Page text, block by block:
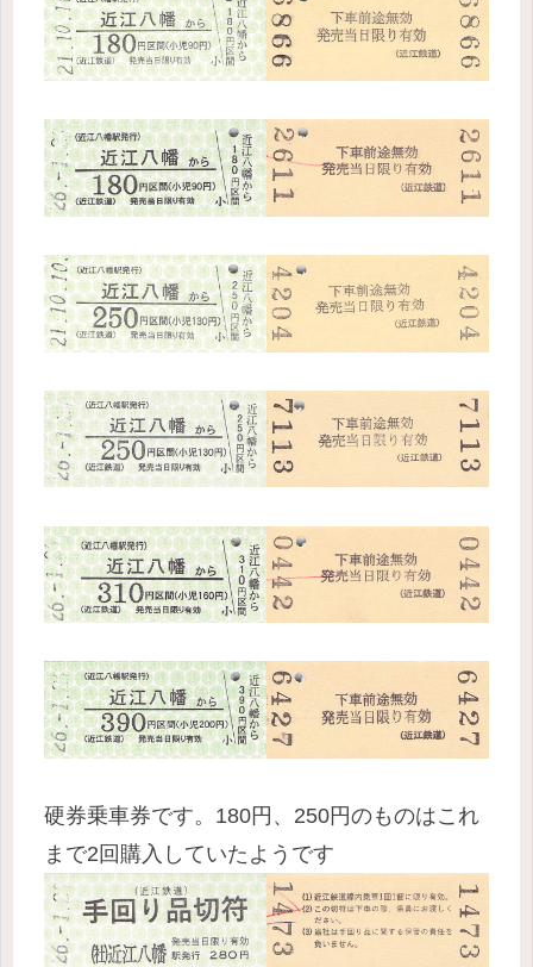
硬券乗車券です。180円、250円のものはこれ
まで2回購入していたようです